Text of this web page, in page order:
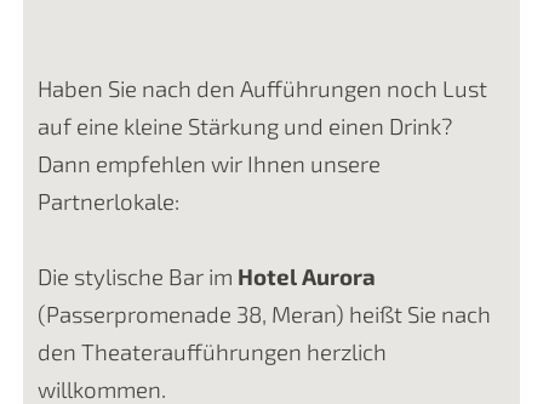
Haben Sie nach den Aufführungen noch Lust
auf eine kleine Stärkung und einen Drink?
Dann empfehlen wir Ihnen unsere
Partnerlokale:
Die stylische Bar im Hotel Aurora
(Passerpromenade 38, Meran) heißt Sie nach
den Theateraufführungen herzlich
willkommen.